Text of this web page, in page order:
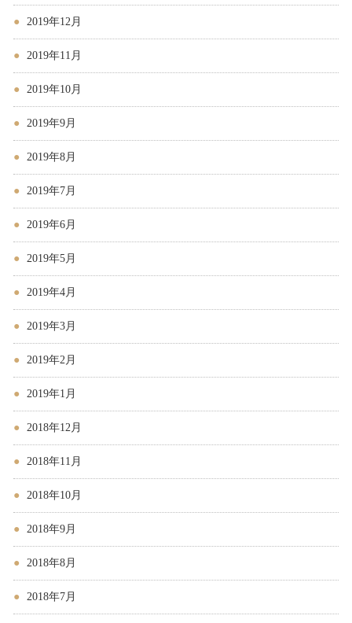
2019年12月
2019年11月
2019年10月
2019年9月
2019年8月
2019年7月
2019年6月
2019年5月
2019年4月
2019年3月
2019年2月
2019年1月
2018年12月
2018年11月
2018年10月
2018年9月
2018年8月
2018年7月